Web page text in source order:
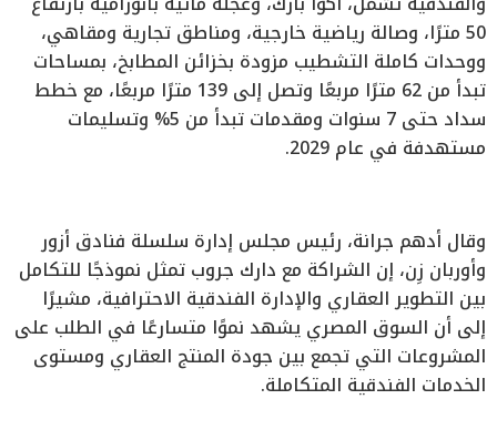
50 مترًا، وصالة رياضية خارجية، ومناطق تجارية ومقاهي،
ووحدات كاملة التشطيب مزودة بخزائن المطابخ، بمساحات
تبدأ من 62 مترًا مربعًا وتصل إلى 139 مترًا مربعًا، مع خطط
سداد حتى 7 سنوات ومقدمات تبدأ من 5% وتسليمات
مستهدفة في عام 2029.
وقال أدهم جرانة، رئيس مجلس إدارة سلسلة فنادق أزور
وأوربان زِن، إن الشراكة مع دارك جروب تمثل نموذجًا للتكامل
بين التطوير العقاري والإدارة الفندقية الاحترافية، مشيرًا
إلى أن السوق المصري يشهد نموًا متسارعًا في الطلب على
المشروعات التي تجمع بين جودة المنتج العقاري ومستوى
الخدمات الفندقية المتكاملة.